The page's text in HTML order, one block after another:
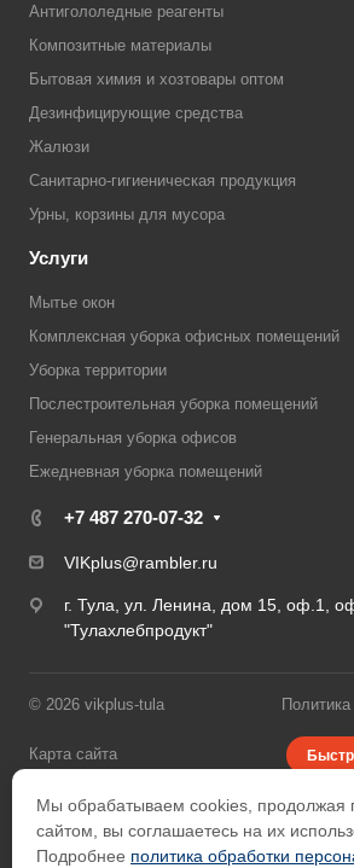
Антигололедные реагенты
Композитные материалы
Бытовая химия и хозтовары оптом
Дезинфицирующие средства
Жалюзи
Санитарно-гигиеническая продукция
Урны, корзины для мусора
Услуги
Мытье окон
Комплексная уборка офисных помещений
Уборка территории
Послестроительная уборка помещений
Генеральная уборка офисов
Ежедневная уборка помещений
+7 487 270-07-32
VIKplus@rambler.ru
г. Тула, ул. Ленина, дом 15, оф.1,
"Тулахлебпродукт"
© 2026 vikplus-tula
Карта сайта
Разработано в
Мы обрабатываем cookies, продолжая
сайтом, вы соглашаетесь на их
Подробнее политика обработки